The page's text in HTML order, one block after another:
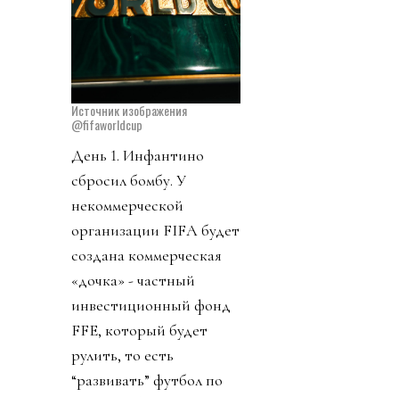
Источник изображения
@fifaworldcup
День 1. Инфантино
сбросил бомбу. У
некоммерческой
организации FIFA будет
создана коммерческая
«дочка» - частный
инвестиционный фонд
FFE, который будет
рулить, то есть
“развивать” футбол по